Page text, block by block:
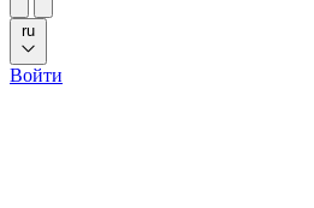
ru
Войти